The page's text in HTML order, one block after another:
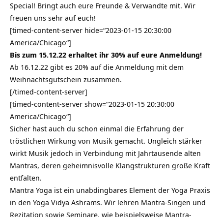
Special! Bringt auch eure Freunde & Verwandte mit. Wir
freuen uns sehr auf euch!
[timed-content-server hide=“2023-01-15 20:30:00
America/Chicago“]
Bis zum 15.12.22 erhaltet ihr 30% auf eure Anmeldung!
Ab 16.12.22 gibt es 20% auf die Anmeldung mit dem
Weihnachtsgutschein zusammen.
[/timed-content-server]
[timed-content-server show=“2023-01-15 20:30:00
America/Chicago“]
Sicher hast auch du schon einmal die Erfahrung der
tröstlichen Wirkung von Musik gemacht. Ungleich stärker
wirkt Musik jedoch in Verbindung mit Jahrtausende alten
Mantras, deren geheimnisvolle Klangstrukturen große Kraft
entfalten.
Mantra Yoga ist ein unabdingbares Element der Yoga Praxis
in den Yoga Vidya Ashrams. Wir lehren Mantra-Singen und
Rezitation sowie Seminare, wie beispielsweise Mantra-